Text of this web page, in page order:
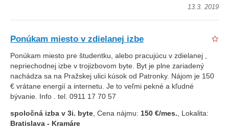
13.3. 2019
Ponúkam miesto v zdielanej izbe
Ponúkam miesto pre študentku, alebo pracujúcu v zdielanej ,
nepriechodnej izbe v trojizbovom byte. Byt je plne zariadený
nachádza sa na Pražskej ulici kúsok od Patronky. Nájom je 150
€ vrátane energií a internetu. Je to veľmi pekné a kľudné
bývanie. Info . tel. 0911 17 70 57
spoločná izba v 3i. byte, Cena nájmu: 150 €/mes., Lokalita:
Bratislava - Kramáre